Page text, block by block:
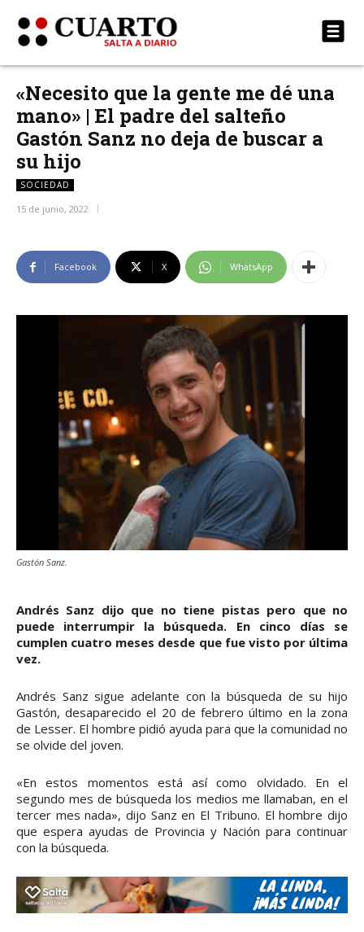
«Necesito que la gente me dé una
mano» | El padre del salteño
Gastón Sanz no deja de buscar a
su hijo
SOCIEDAD
15 de junio, 2022
Facebook X WhatsApp
Gastón Sanz.
Andrés Sanz dijo que no tiene pistas pero que no
puede interrumpir la búsqueda. En cinco días se
cumplen cuatro meses desde que fue visto por última
vez.
Andrés Sanz sigue adelante con la búsqueda de su hijo
Gastón, desaparecido el 20 de febrero último en la zona
de Lesser. El hombre pidió ayuda para que la comunidad no
se olvide del joven.
«En estos momentos está así como olvidado. En el
segundo mes de búsqueda los medios me llamaban, en el
tercer mes nada», dijo Sanz en El Tribuno. El hombre dijo
que espera ayudas de Provincia y Nación para continuar
con la búsqueda.